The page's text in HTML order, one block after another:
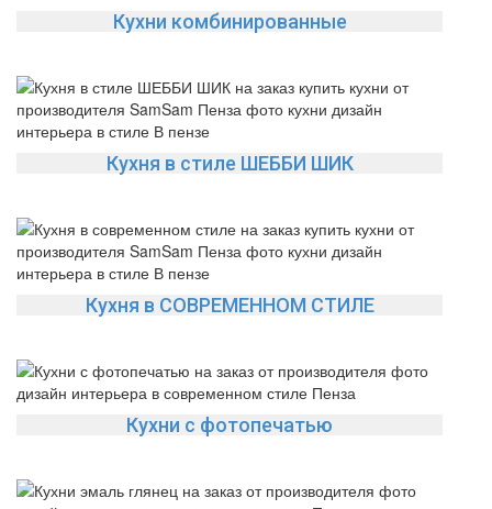
Кухни комбинированные
Кухня в стиле ШЕББИ ШИК
Кухня в СОВРЕМЕННОМ СТИЛЕ
Кухни с фотопечатью